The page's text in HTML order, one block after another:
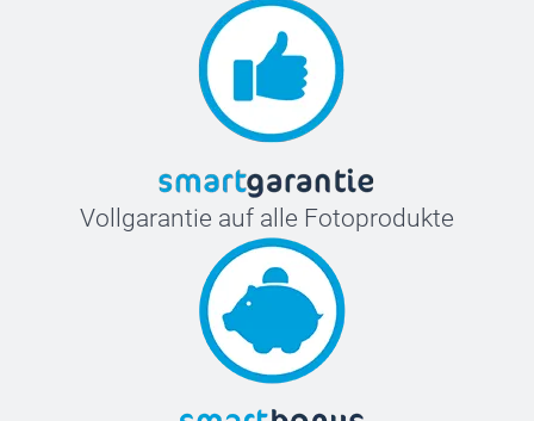
Vollgarantie auf alle Fotoprodukte